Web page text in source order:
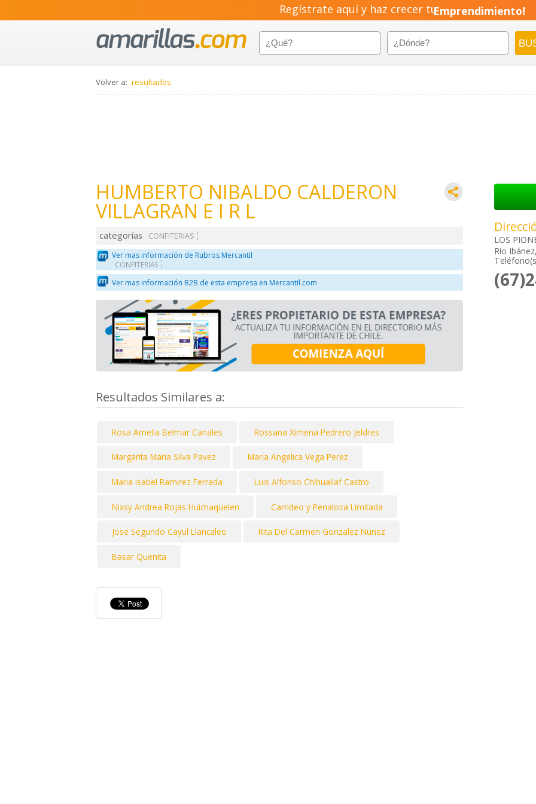
Regístrate aquí y haz crecer tuEmprendimiento!
Volver a: resultados
HUMBERTO NIBALDO CALDERON
VILLAGRAN E I R L
categorías
CONFITERIAS
Ver mas información de Rubros Mercantil
CONFITERIAS
Ver mas información B2B de esta empresa en Mercantil.com
Resultados Similares a:
Rosa Amelia Belmar Canales Rossana Ximena Pedrero Jeldres
Margarita Maria Silva Pavez Maria Angelica Vega Perez
Maria Isabel Ramirez Ferrada Luis Alfonso Chihuailaf Castro
Nixsy Andrea Rojas Huichaquelen Carrideo y Penaloza Limitada
Jose Segundo Cayul Llancaleo Rita Del Carmen Gonzalez Nunez
Basar Quenita
LOS
Río